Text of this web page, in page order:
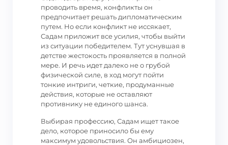
проводить время, конфликты он
предпочитает решать дипломатическим
путем. Но если конфликт не иссякает,
Садам приложит все усилия, чтобы выйти
из ситуации победителем. Тут уснувшая в
детстве жестокость проявляется в полной
мере. И речь идет далеко не о грубой
физической силе, в ход могут пойти
тонкие интриги, четкие, продуманные
действия, которые не оставляют
противнику не единого шанса.
Выбирая профессию, Садам ищет такое
дело, которое приносило бы ему
максимум удовольствия. Он амбициозен,